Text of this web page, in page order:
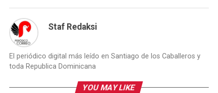
Staf Redaksi
El periódico digital más leído en Santiago de los Caballeros y
toda Republica Dominicana
YOU MAY LIKE